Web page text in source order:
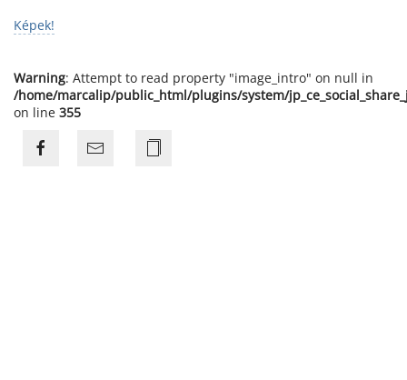
Képek!
Warning: Attempt to read property "image_intro" on null in
/home/marcalip/public_html/plugins/system/
on line 355